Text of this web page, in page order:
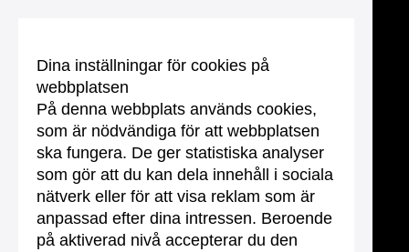
Dina inställningar för cookies på
webbplatsen
På denna webbplats används cookies,
som är nödvändiga för att webbplatsen
ska fungera. De ger statistiska analyser
som gör att du kan dela innehåll i sociala
nätverk eller för att visa reklam som är
anpassad efter dina intressen. Beroende
på aktiverad nivå accepterar du den